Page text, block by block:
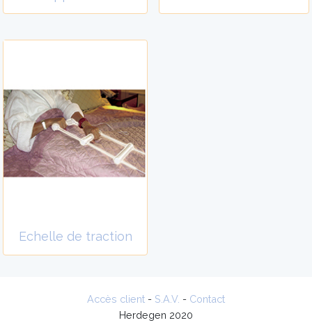
Echelle de traction
Accès client - S.A.V. - Contact
Herdegen 2020